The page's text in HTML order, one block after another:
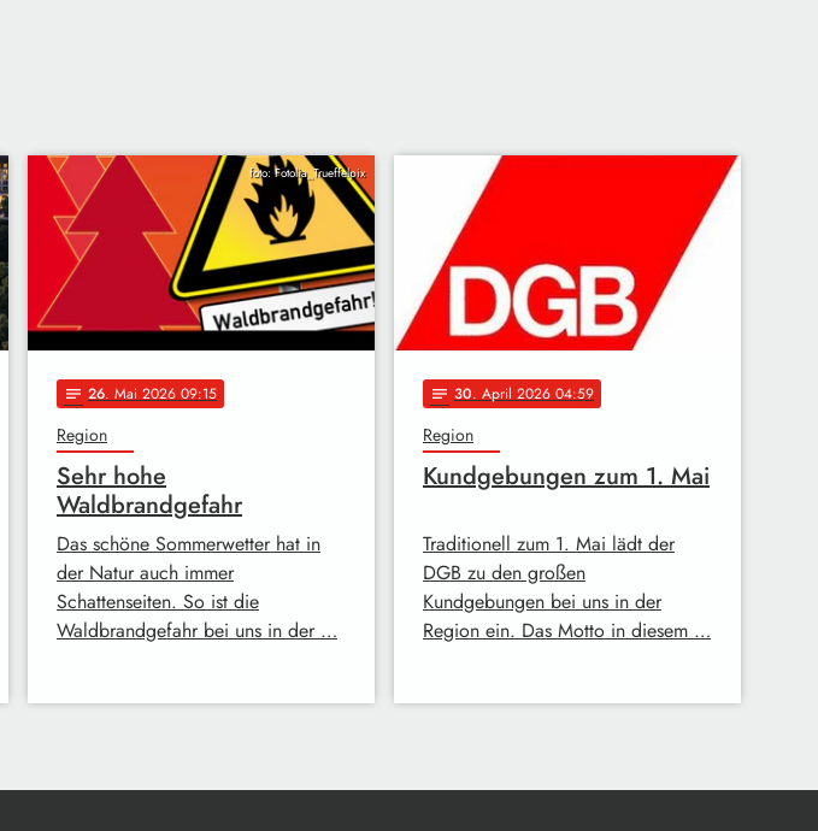
foto: Fotolia_Trueffelpix
notes 26. Mai 2026 09:15
Region
Sehr hohe
Waldbrandgefahr
Das schöne Sommerwetter hat in
der Natur auch immer
Schattenseiten. So ist die
Waldbrandgefahr bei uns in der …
notes 30. April 2026 04:59
Region
Kundgebungen zum 1. Mai
Traditionell zum 1. Mai lädt der
DGB zu den großen
Kundgebungen bei uns in der
Region ein. Das Motto in diesem …